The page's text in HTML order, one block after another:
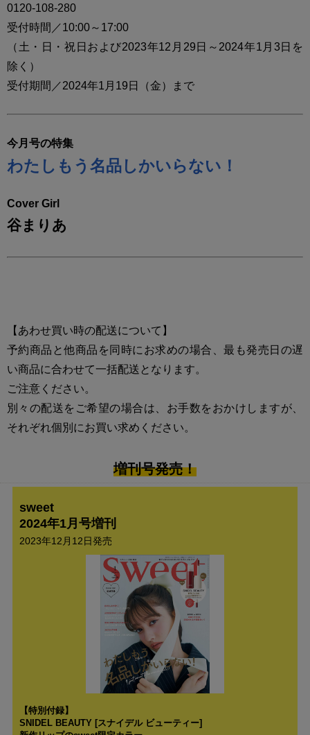
0120-108-280
受付時間／10:00～17:00
（土・日・祝日および2023年12月29日～2024年1月3日を
除く）
受付期間／2024年1月19日（金）まで
今月号の特集
わたしもう名品しかいらない！
Cover Girl
谷まりあ
【あわせ買い時の配送について】
予約商品と他商品を同時にお求めの場合、最も発売日の遅
い商品に合わせて一括配送となります。
ご注意ください。
別々の配送をご希望の場合は、お手数をおかけしますが、
それぞれ個別にお買い求めください。
増刊号発売！
sweet
2024年1月号増刊
2023年12月12日発売
【特別付録】
SNIDEL BEAUTY [スナイデル ビューティー]